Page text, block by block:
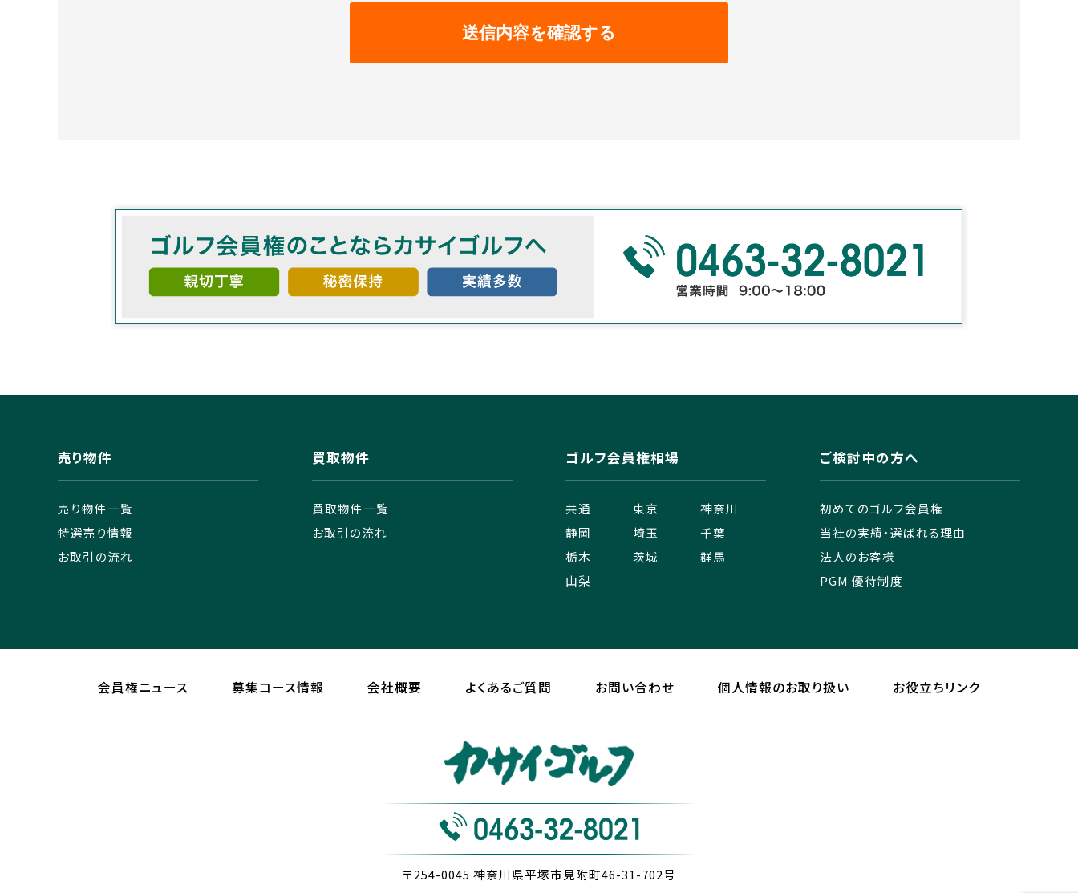
売り物件
売り物件一覧
特選売り情報
お取引の流れ
買取物件
買取物件一覧
お取引の流れ
ゴルフ会員権相場
共通 東京
神奈川
静岡
埼玉
千葉
栃木
茨城
群馬
山梨
ご検討中の方へ
初めてのゴルフ会員権
当社の実績・選ばれる理由
法人のお客様
PGM 優待制度
会員権ニュース 募集コース情報 会社概要 よくあるご質問 お問い合わせ 個人情報のお取り扱い お役立ちリンク
〒254-0045 神奈川県平塚市見附町46-31-702号